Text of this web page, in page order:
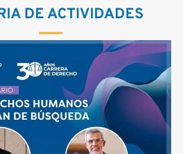
DE ACTIVIDADES